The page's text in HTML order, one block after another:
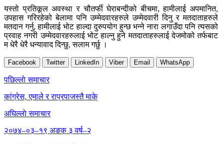
यस्तो प्रतिकूल अवस्था र चौतर्फी घेराबन्दीको बीचमा, हामीलाई अपमानित,
उपहास गरिरहेको बेलामा पनि उम्मेदवारहरुले उम्मेदवारी दिनु र मतदाताहरुले
मतदान गर्नु, हामीलाई भोट हाल्दा दुरुपयोग हुन्छ भन्ने नारा लगाउँदा पनि त्यसको
प्रवाह नगरी उम्मेदवारहरुलाई भोट हाल्नु हुने मतदाताहरुलाई देजमोको तर्फबाट
म धेरै धेरै धन्यावाद दिन्छु, सलाम गर्छु ।
Facebook Twitter LinkedIn Viber Email WhatsApp
Post
navigation
पछिल्लाे समाचार
कांग्रेस, एमाले र राप्रपाजस्तै माके
अघिल्लाे समाचार
२०७४–०३–१९ अङक ३ वर्ष–२